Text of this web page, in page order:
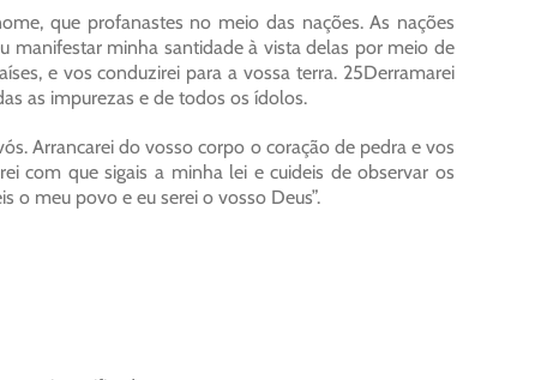
que profanastes no meio das nações. As nações
manifestar minha santidade à vista delas por meio de
e vos conduzirei para a vossa terra. 25Derramarei
as impurezas e de todos os ídolos.
Arrancarei do vosso corpo o coração de pedra e vos
com que sigais a minha lei e cuideis de observar os
o meu povo e eu serei o vosso Deus”.